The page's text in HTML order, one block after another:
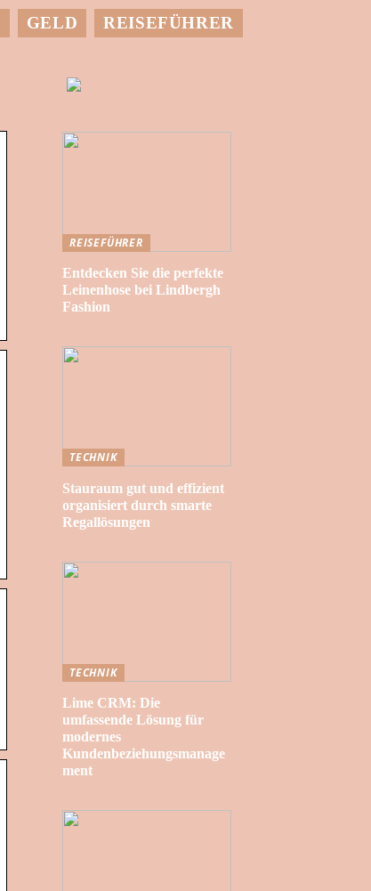
GELD REISEFÜHRER
REISEFÜHRER
Entdecken Sie die perfekte
Leinenhose bei Lindbergh
Fashion
TECHNIK
Stauraum gut und effizient
organisiert durch smarte
Regallösungen
TECHNIK
Lime CRM: Die
umfassende Lösung für
modernes
Kundenbeziehungsmanage
ment